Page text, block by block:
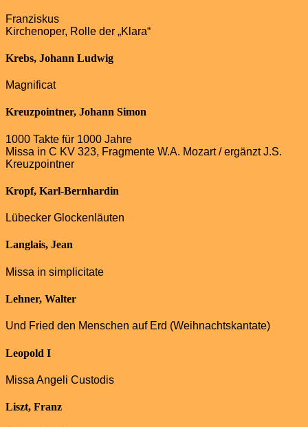
Franziskus
Kirchenoper, Rolle der „Klara“
Krebs, Johann Ludwig
Magnificat
Kreuzpointner, Johann Simon
1000 Takte für 1000 Jahre
Missa in C KV 323, Fragmente W.A. Mozart / ergänzt J.S.
Kreuzpointner
Kropf, Karl-Bernhardin
Lübecker Glockenläuten
Langlais, Jean
Missa in simplicitate
Lehner, Walter
Und Fried den Menschen auf Erd (Weihnachtskantate)
Leopold I
Missa Angeli Custodis
Liszt, Franz